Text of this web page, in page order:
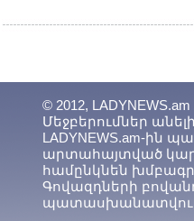
© 2012, LADYNEWS.am
Մեջբերումներ
LADYNEWS.am-ին
արտահայտված
համընկնեն
Գովազդների